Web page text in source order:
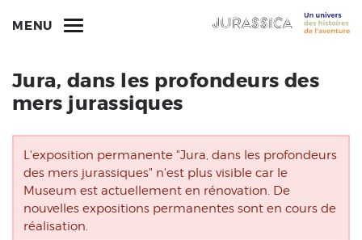
MENU
Jura, dans les profondeurs des
mers jurassiques
L'exposition permanente "Jura, dans les profondeurs
des mers jurassiques" n'est plus visible car le
Museum est actuellement en rénovation. De
nouvelles expositions permanentes sont en cours de
réalisation.